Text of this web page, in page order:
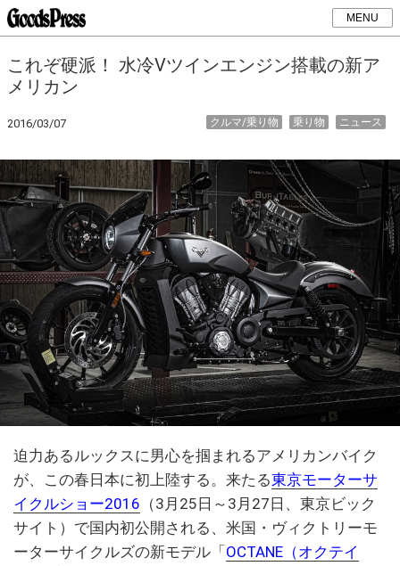
MENU
これぞ硬派！ 水冷Vツインエンジン搭載の新ア
メリカン
2016/03/07 ニュース
乗り物
クルマ/乗り物
迫力あるルックスに男心を掴まれるアメリカンバイク
が、この春日本に初上陸する。来たる東京モーターサ
イクルショー2016 （3月25日～3月27日、東京ビック
サイト）で国内初公開される、米国・ヴィクトリーモ
ーターサイクルズの新モデル「 OCTANE（オクテイ